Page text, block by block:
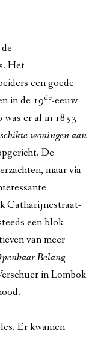
Het
een goede
in de 19de-eeuw
er al in 1853
woningen aan
De
maar via
Catharijnestraat-
een blok
van meer
Belang
in Lombok
Er kwamen